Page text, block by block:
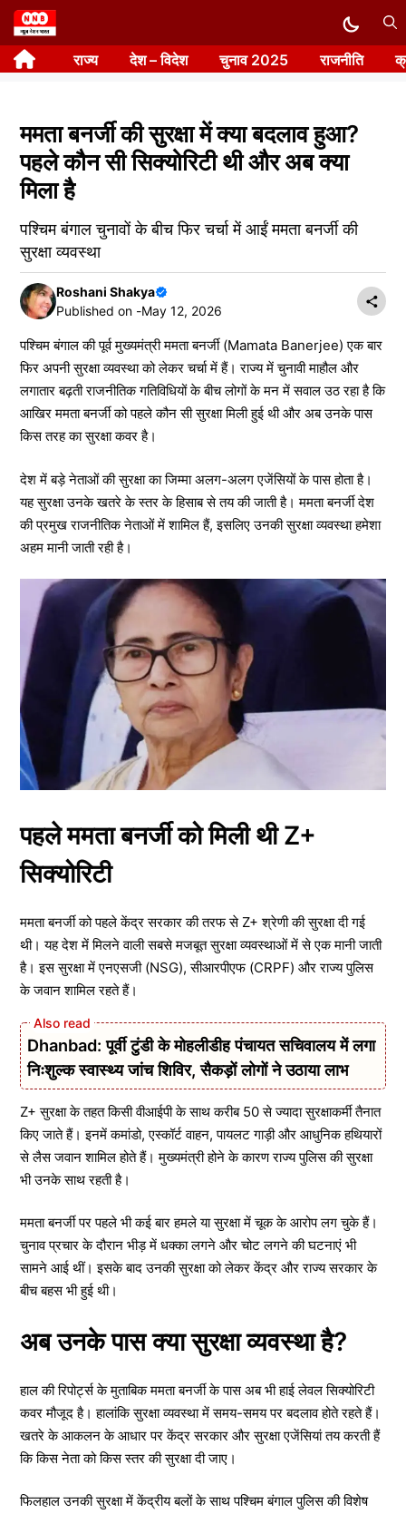
Skip
to
content राज्य देश – विदेश चुनाव 2025 राजनीति
ममता बनर्जी की सुरक्षा में क्या बदलाव हुआ?
पहले कौन सी सिक्योरिटी थी और अब क्या
मिला है
पश्चिम बंगाल चुनावों के बीच फिर चर्चा में आईं ममता बनर्जी की
सुरक्षा व्यवस्था
Roshani Shakya
Published on -May 12, 2026
पश्चिम बंगाल की पूर्व मुख्यमंत्री ममता बनर्जी (Mamata Banerjee) एक बार
फिर अपनी सुरक्षा व्यवस्था को लेकर चर्चा में हैं। राज्य में चुनावी माहौल और
लगातार बढ़ती राजनीतिक गतिविधियों के बीच लोगों के मन में सवाल उठ रहा है कि
आखिर ममता बनर्जी को पहले कौन सी सुरक्षा मिली हुई थी और अब उनके पास
किस तरह का सुरक्षा कवर है।
देश में बड़े नेताओं की सुरक्षा का जिम्मा अलग-अलग एजेंसियों के पास होता है।
यह सुरक्षा उनके खतरे के स्तर के हिसाब से तय की जाती है। ममता बनर्जी देश
की प्रमुख राजनीतिक नेताओं में शामिल हैं, इसलिए उनकी सुरक्षा व्यवस्था हमेशा
अहम मानी जाती रही है।
पहले ममता बनर्जी को मिली थी Z+
सिक्योरिटी
ममता बनर्जी को पहले केंद्र सरकार की तरफ से Z+ श्रेणी की सुरक्षा दी गई
थी। यह देश में मिलने वाली सबसे मजबूत सुरक्षा व्यवस्थाओं में से एक मानी जाती
है। इस सुरक्षा में एनएसजी (NSG), सीआरपीएफ (CRPF) और राज्य पुलिस
के जवान शामिल रहते हैं।
Dhanbad: पूर्वी टुंडी के मोहलीडीह पंचायत सचिवालय में लगा
निःशुल्क स्वास्थ्य जांच शिविर, सैकड़ों लोगों ने उठाया लाभ
Z+ सुरक्षा के तहत किसी वीआईपी के साथ करीब 50 से ज्यादा सुरक्षाकर्मी तैनात
किए जाते हैं। इनमें कमांडो, एस्कॉर्ट वाहन, पायलट गाड़ी और आधुनिक हथियारों
से लैस जवान शामिल होते हैं। मुख्यमंत्री होने के कारण राज्य पुलिस की सुरक्षा
भी उनके साथ रहती है।
ममता बनर्जी पर पहले भी कई बार हमले या सुरक्षा में चूक के आरोप लग चुके हैं।
चुनाव प्रचार के दौरान भीड़ में धक्का लगने और चोट लगने की घटनाएं भी
सामने आई थीं। इसके बाद उनकी सुरक्षा को लेकर केंद्र और राज्य सरकार के
बीच बहस भी हुई थी।
अब उनके पास क्या सुरक्षा व्यवस्था है?
हाल की रिपोर्ट्स के मुताबिक ममता बनर्जी के पास अब भी हाई लेवल सिक्योरिटी
कवर मौजूद है। हालांकि सुरक्षा व्यवस्था में समय-समय पर बदलाव होते रहते हैं।
खतरे के आकलन के आधार पर केंद्र सरकार और सुरक्षा एजेंसियां तय करती हैं
कि किस नेता को किस स्तर की सुरक्षा दी जाए।
फिलहाल उनकी सुरक्षा में केंद्रीय बलों के साथ पश्चिम बंगाल पुलिस की विशेष